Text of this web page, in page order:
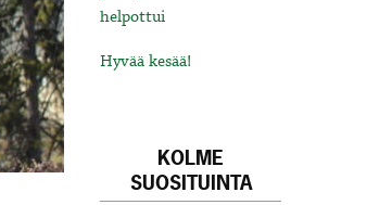
helpottui
Hyvää kesää!
KOLME
SUOSITUINTA